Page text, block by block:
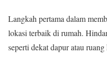
Langkah pertama dalam
lokasi terbaik di rumah.
seperti dekat dapur atau ruang